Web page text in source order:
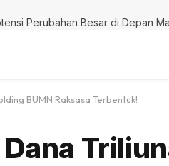
BUMN Raksasa Terbentuk!